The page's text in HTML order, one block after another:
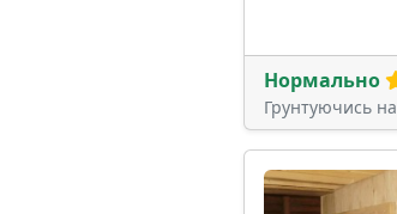
Нормально
Грунтуючись на